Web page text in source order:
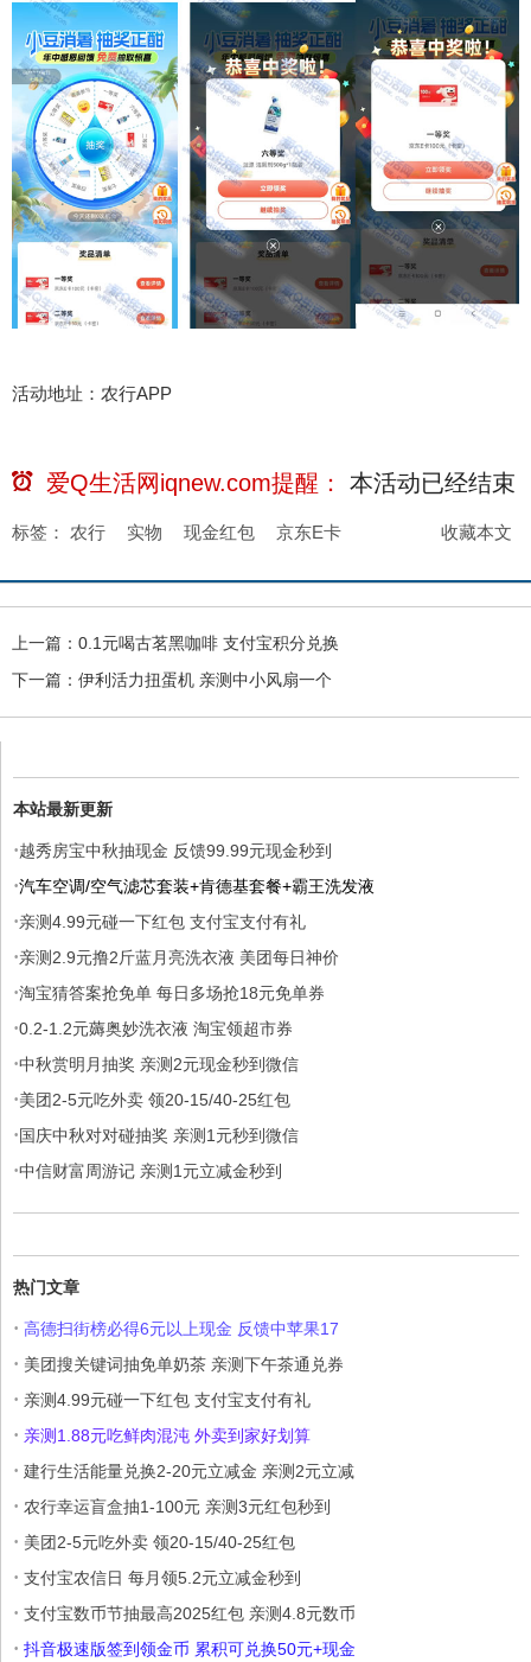
活动地址：农行APP
爱Q生活网iqnew.com提醒： 本活动已经结束
收藏本文
标签： 农行 实物 现金红包 京东E卡
上一篇： 0.1元喝古茗黑咖啡 支付宝积分兑换
下一篇： 伊利活力扭蛋机 亲测中小风扇一个
本站最新更新
·越秀房宝中秋抽现金 反馈99.99元现金秒到
·汽车空调/空气滤芯套装+肯德基套餐+霸王洗发液
·亲测4.99元碰一下红包 支付宝支付有礼
·亲测2.9元撸2斤蓝月亮洗衣液 美团每日神价
·淘宝猜答案抢免单 每日多场抢18元免单券
·0.2-1.2元薅奥妙洗衣液 淘宝领超市券
·中秋赏明月抽奖 亲测2元现金秒到微信
·美团2-5元吃外卖 领20-15/40-25红包
·国庆中秋对对碰抽奖 亲测1元秒到微信
·中信财富周游记 亲测1元立减金秒到
热门文章
· 高德扫街榜必得6元以上现金 反馈中苹果17
· 美团搜关键词抽免单奶茶 亲测下午茶通兑券
· 亲测4.99元碰一下红包 支付宝支付有礼
· 亲测1.88元吃鲜肉混沌 外卖到家好划算
· 建行生活能量兑换2-20元立减金 亲测2元立减
· 农行幸运盲盒抽1-100元 亲测3元红包秒到
· 美团2-5元吃外卖 领20-15/40-25红包
· 支付宝农信日 每月领5.2元立减金秒到
· 支付宝数币节抽最高2025红包 亲测4.8元数币
· 抖音极速版签到领金币 累积可兑换50元+现金